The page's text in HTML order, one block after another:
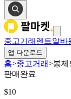
중고거래 렌트알바
앱 다운로드
홈>중고거래>봉제
판매완료
$10